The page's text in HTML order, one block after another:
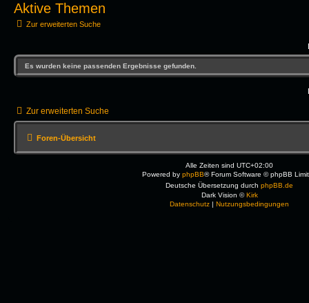
Aktive Themen
Zur erweiterten Suche
Es wurden keine passenden Ergebnisse gefunden.
Zur erweiterten Suche
Foren-Übersicht
Alle Zeiten sind UTC+02:00
Powered by phpBB® Forum Software © phpBB
Deutsche Übersetzung durch phpBB.de
Dark Vision ©Kirk
Datenschutz | Nutzungsbedingungen